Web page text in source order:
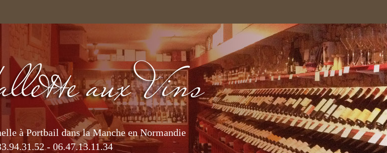
à Portbail dans la Manche en Normandie
- 06.47.13.11.34